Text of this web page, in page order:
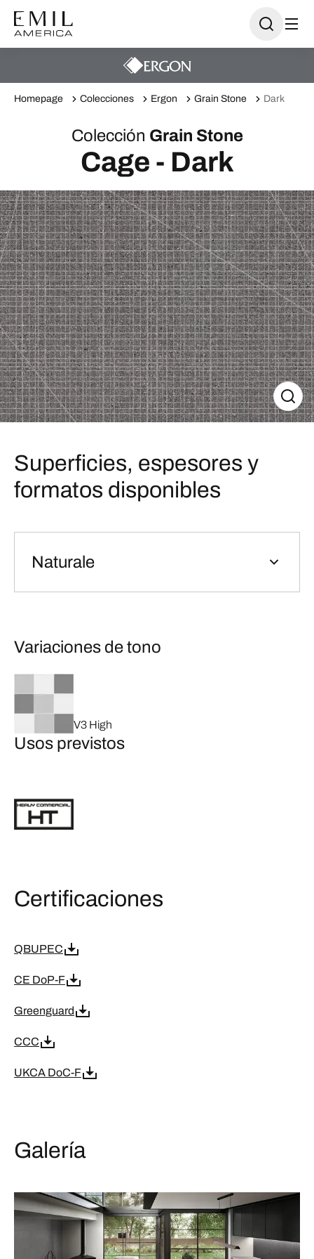
Homepage Colecciones Ergon Grain Stone Dark
Colección Grain Stone
Cage - Dark
Superficies, espesores y
formatos disponibles
Naturale
Variaciones de tono
V3 High
Usos previstos
Certificaciones
QBUPEC
CE DoP-F
Greenguard
CCC
UKCA DoC-F
Galería